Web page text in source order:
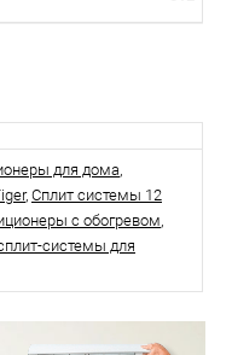
для дома,
, Сплит системы 12
с обогревом,
системы для